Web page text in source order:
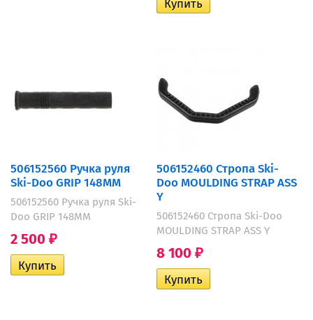
506152560 Ручка руля
Ski-Doo GRIP 148MM
506152560 Ручка руля Ski-
Doo GRIP 148MM
2 500 ₽
506152460 Стропа Ski-
Doo MOULDING STRAP ASS
Y
506152460 Стропа Ski-Doo
MOULDING STRAP ASS Y
8 100 ₽